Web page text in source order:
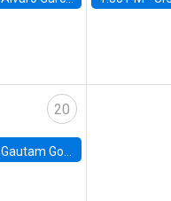
20
Gautam Gowrisankaran, Columbia University